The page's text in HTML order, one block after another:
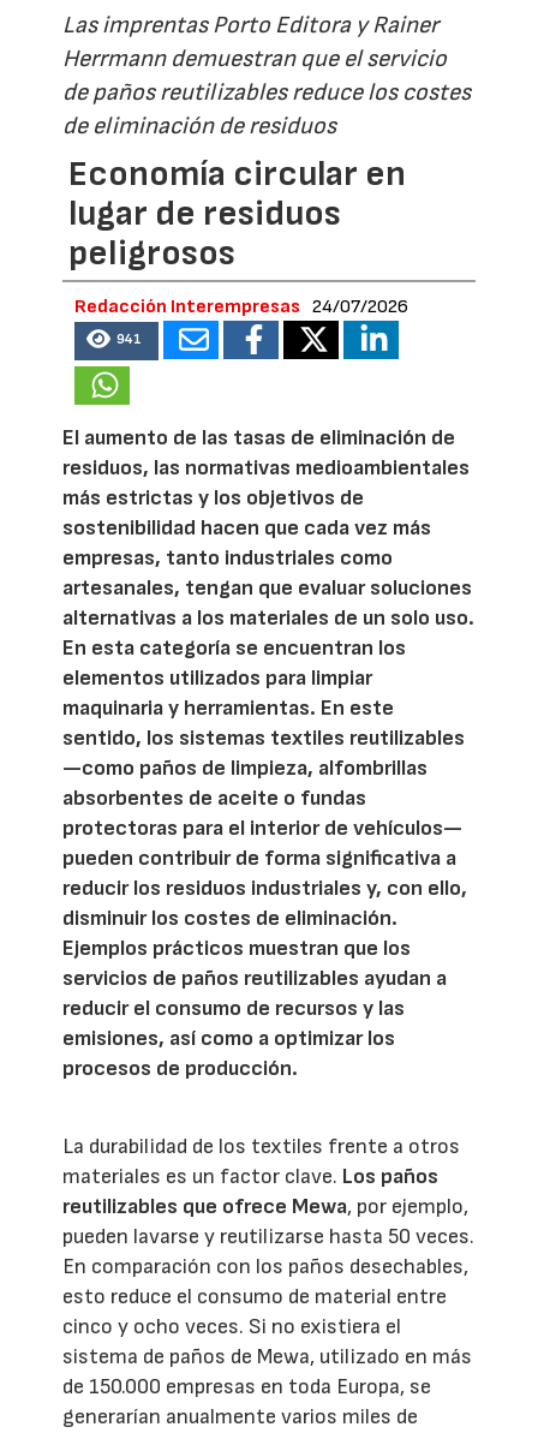
Las imprentas Porto Editora y Rainer
Herrmann demuestran que el servicio
de paños reutilizables reduce los costes
de eliminación de residuos
Economía circular en
lugar de residuos
peligrosos
Redacción Interempresas 24/07/2026
941
El aumento de las tasas de eliminación de
residuos, las normativas medioambientales
más estrictas y los objetivos de
sostenibilidad hacen que cada vez más
empresas, tanto industriales como
artesanales, tengan que evaluar soluciones
alternativas a los materiales de un solo uso.
En esta categoría se encuentran los
elementos utilizados para limpiar
maquinaria y herramientas. En este
sentido, los sistemas textiles reutilizables
—como paños de limpieza, alfombrillas
absorbentes de aceite o fundas
protectoras para el interior de vehículos—
pueden contribuir de forma significativa a
reducir los residuos industriales y, con ello,
disminuir los costes de eliminación.
Ejemplos prácticos muestran que los
servicios de paños reutilizables ayudan a
reducir el consumo de recursos y las
emisiones, así como a optimizar los
procesos de producción.
La durabilidad de los textiles frente a otros
materiales es un factor clave. Los paños
reutilizables que ofrece Mewa, por ejemplo,
pueden lavarse y reutilizarse hasta 50 veces.
En comparación con los paños desechables,
esto reduce el consumo de material entre
cinco y ocho veces. Si no existiera el
sistema de paños de Mewa, utilizado en más
de 150.000 empresas en toda Europa, se
generarían anualmente varios miles de